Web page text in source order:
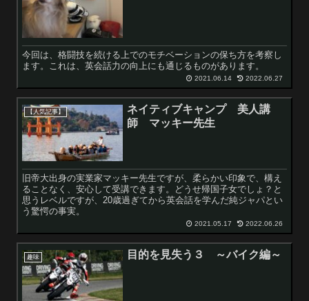
今回は、格闘技を続ける上でのモチベーションの保ち方を考察し
ます。これは、英会話力の向上にも通じるものがあります。
2021.06.14 2022.06.27
【人気記事】
ネイティブキャンプ 美人講
師 マッキー先生
旧帝大出身の実業家マッキー先生ですが、柔らかい印象で、構え
ることなく、安心して受講できます。どうせ帰国子女でしょ？と
思うレベルですが、20歳過ぎてから英会話を学んだ純ジャパとい
う驚愕の事実。
2021.05.17 2022.06.26
趣味 目的を見失う３ ～バイク編～